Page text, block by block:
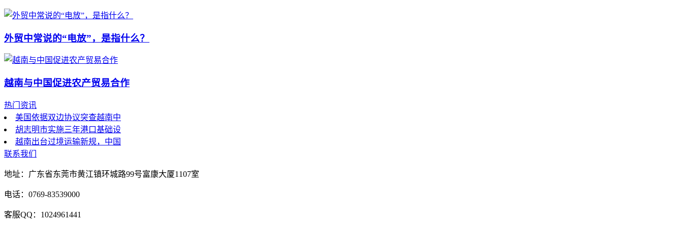
外贸中常说的“电放”，是指什么？
越南与中国促进农产贸易合作
热门资讯
美国依据双边协议突查越南中
胡志明市实施三年港口基础设
越南出台过境运输新规，中国
联系我们
地址：广东省东莞市黄江镇环城路99号富康大厦1107室
电话：0769-83539000
客服QQ：1024961441